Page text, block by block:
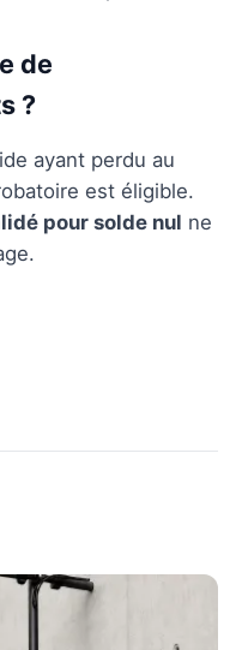
de
?
ayant perdu au
est éligible.
pour solde nul ne